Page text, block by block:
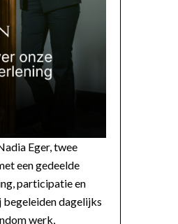
Eger, twee
een gedeelde
participatie en
dagelijks
werk,